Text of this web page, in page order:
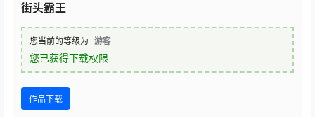
街头霸王
您当前的等级为 游客
您已获得下载权限
作品下载